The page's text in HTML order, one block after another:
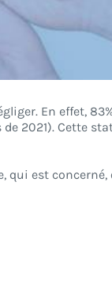
En effet,
2021). Cette
est